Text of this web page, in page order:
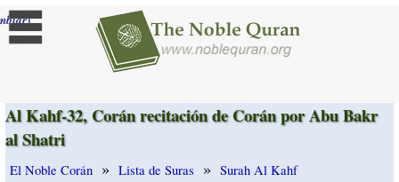
]
Al Kahf-32, Corán recitación de Corán por Abu Bakr
al Shatri
El Noble Corán » Lista de Suras » Surah Al Kahf